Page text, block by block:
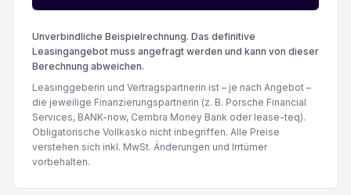
Unverbindliche Beispielrechnung. Das definitive
Leasingangebot muss angefragt werden und kann von dieser
Berechnung abweichen.
Leasinggeberin und Vertragspartnerin ist – je nach Angebot –
die jeweilige Finanzierungspartnerin (z. B. Porsche Financial
Services, BANK-now, Cembra Money Bank oder lease-teq).
Obligatorische Vollkasko nicht inbegriffen. Alle Preise
verstehen sich inkl. MwSt. Änderungen und Irrtümer
vorbehalten.